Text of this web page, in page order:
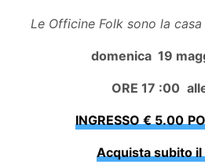
Le Officine Folk sono la
domenica 19
ORE 17 :00
INGRESSO € 5.00
Acquista subito